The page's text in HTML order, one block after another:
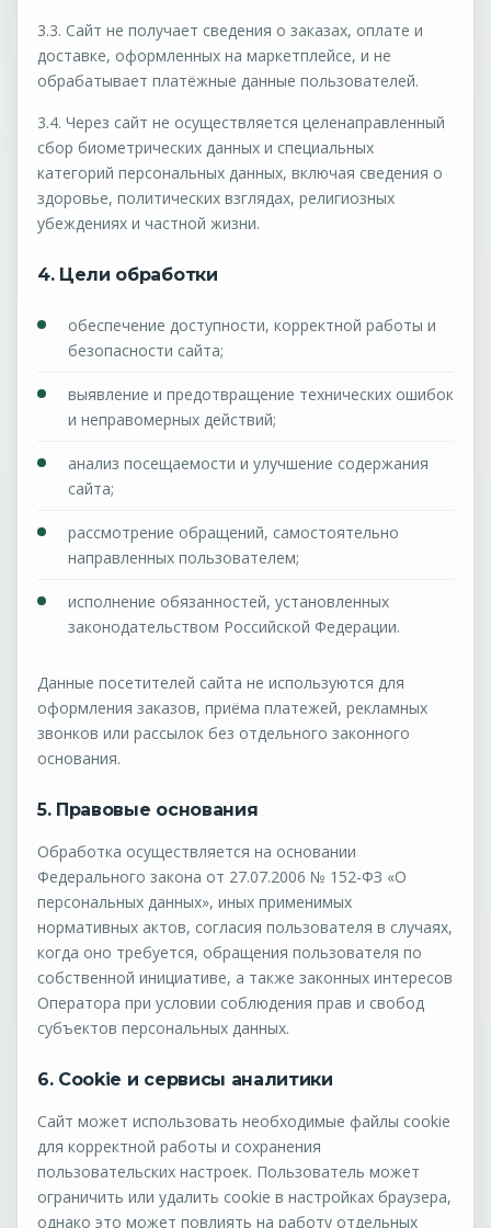
3.3. Сайт не получает сведения о заказах, оплате и
доставке, оформленных на маркетплейсе, и не
обрабатывает платёжные данные пользователей.
3.4. Через сайт не осуществляется целенаправленный
сбор биометрических данных и специальных
категорий персональных данных, включая сведения о
здоровье, политических взглядах, религиозных
убеждениях и частной жизни.
4. Цели обработки
обеспечение доступности, корректной работы и
безопасности сайта;
выявление и предотвращение технических ошибок
и неправомерных действий;
анализ посещаемости и улучшение содержания
сайта;
рассмотрение обращений, самостоятельно
направленных пользователем;
исполнение обязанностей, установленных
законодательством Российской Федерации.
Данные посетителей сайта не используются для
оформления заказов, приёма платежей, рекламных
звонков или рассылок без отдельного законного
основания.
5. Правовые основания
Обработка осуществляется на основании
Федерального закона от 27.07.2006 № 152-ФЗ «О
персональных данных», иных применимых
нормативных актов, согласия пользователя в случаях,
когда оно требуется, обращения пользователя по
собственной инициативе, а также законных интересов
Оператора при условии соблюдения прав и свобод
субъектов персональных данных.
6. Cookie и сервисы аналитики
Сайт может использовать необходимые файлы cookie
для корректной работы и сохранения
пользовательских настроек. Пользователь может
ограничить или удалить cookie в настройках браузера,
однако это может повлиять на работу отдельных